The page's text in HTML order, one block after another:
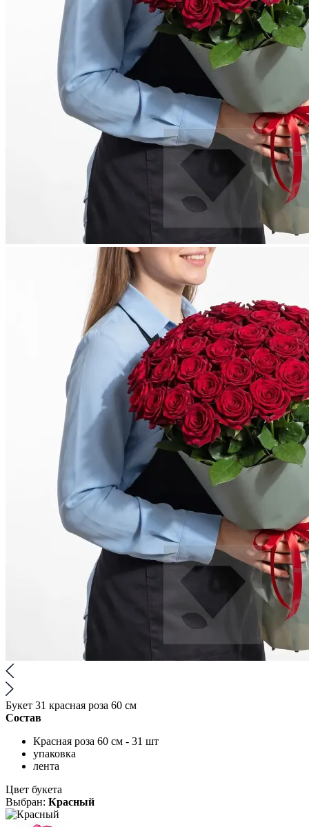
Букет 31 красная роза 60 см
Состав
Красная роза 60 см - 31 шт
упаковка
лента
Цвет букета
Выбран: Красный